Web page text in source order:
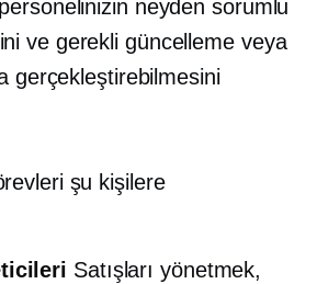
neyden sorumlu
ve gerekli güncelleme veya
gerçekleştirebilmesini
şu kişilere
Satışları yönetmek,